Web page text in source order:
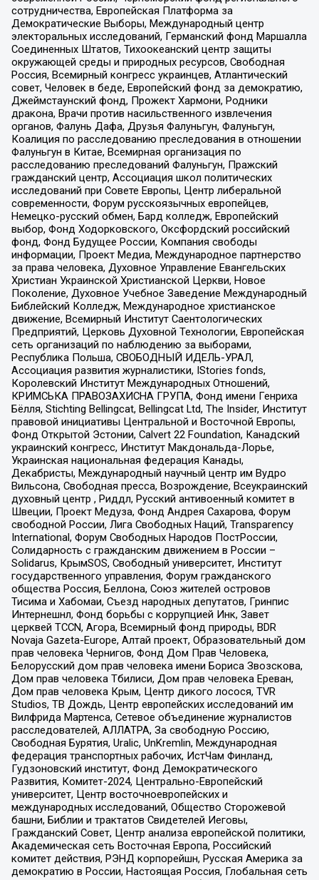
сотрудничества, Европейская Платформа за
Демократические Выборы, Международный центр
электоральных исследований, Германский фонд Маршалла
Соединенных Штатов, Тихоокеанский центр защиты
окружающей среды и природных ресурсов, Свободная
Россия, Всемирный конгресс украинцев, Атлантический
совет, Человек в беде, Европейский фонд за демократию,
Джеймстаунский фонд, Прожект Хармони, Родники
дракона, Врачи против насильственного извлечения
органов, Фалунь Дафа, Друзья Фалуньгун, Фалуньгун,
Коалиция по расследованию преследования в отношении
Фалуньгун в Китае, Всемирная организация по
расследованию преследований Фалуньгун, Пражский
гражданский центр, Ассоциация школ политических
исследований при Совете Европы, Центр либеральной
современности, Форум русскоязычных европейцев,
Немецко-русский обмен, Бард колледж, Европейский
выбор, Фонд Ходорковского, Оксфордский российский
фонд, Фонд Будущее России, Компания свободы
информации, Проект Медиа, Международное партнерство
за права человека, Духовное Управление Евангельских
Христиан Украинской Христианской Церкви, Новое
Поколение, Духовное Учебное Заведение Международный
Библейский Колледж, Международное христианское
движение, Всемирный Институт Саентологических
Предприятий, Церковь Духовной Технологии, Европейская
сеть организаций по наблюдению за выборами,
Республика Польша, СВОБОДНЫЙ ИДЕЛЬ-УРАЛ,
Ассоциация развития журналистики, IStories fonds,
Королевский Институт Международных Отношений,
КРИМСЬКА ПРАВОЗАХИСНА ГРУПА, Фонд имени Генриха
Бёлля, Stichting Bellingcat, Bellingcat Ltd, The Insider, Институт
правовой инициативы Центральной и Восточной Европы,
Фонд Открытой Эстонии, Calvert 22 Foundation, Канадский
украинский конгресс, Институт Макдональда-Лорье,
Украинская национальная федерация Канады,
Декабристы, Международный научный центр им Вудро
Вильсона, Свободная пресса, Возрождение, Всеукраинский
духовный центр , Риддл, Русский антивоенный комитет в
Швеции, Проект Медуза, Фонд Андрея Сахарова, Форум
свободной России, Лига Свободных Наций, Transparеncy
International, Форум Свободных Народов ПостРоссии,
Солидарность с гражданским движением в России –
Solidarus, КрымSOS, Свободный университет, Институт
государственного управления, Форум гражданского
общества Россия, Беллона, Союз жителей островов
Тисима и Хабомаи, Съезд народных депутатов, Гринпис
Интернешнл, Фонд борьбы с коррупцией Инк, Завет
церквей TCCN, Агора, Всемирный фонд природы, BDR
Novaja Gazeta-Europe, Алтай проект, Образовательный дом
прав человека Чернигов, Фонд Дом Прав Человека,
Белорусский дом прав человека имени Бориса Звозскова,
Дом прав человека Тбилиси, Дом прав человека Ереван,
Дом прав человека Крым, Центр дикого лосося, TVR
Studios, ТВ Дождь, Центр европейских исследований им
Вилфрида Мартенса, Сетевое объединение журналистов
расследователей, АЛЛАТРА, За свободную Россию,
Свободная Бурятия, Uralic, UnKremlin, Международная
федерация транспортных рабочих, ИстЧам Финланд,
Гудзоновский институт, Фонд Демократического
Развития, Комитет-2024, Центрально-Европейский
университет, Центр восточноевропейских и
международных исследований, Общество Сторожевой
башни, Библии и трактатов Свидетелей Иеговы,
Гражданский Совет, Центр анализа европейской политики,
Академическая сеть Восточная Европа, Российский
комитет действия, РЭНД корпорейшн, Русская Америка за
демократию в России, Настоящая Россия, Глобальная сеть